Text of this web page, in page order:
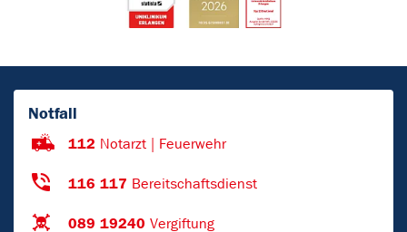
Notfall
112 Notarzt | Feuerwehr
116 117 Bereitschaftsdienst
089 19240 Vergiftung